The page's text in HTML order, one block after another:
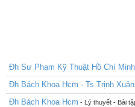
Đh Sư Phạm Kỹ Thuật Hồ Chí Minh
Đh Bách Khoa Hcm - Ts Trịnh
Đh Bách Khoa Hcm - Lý thuyết - Bài